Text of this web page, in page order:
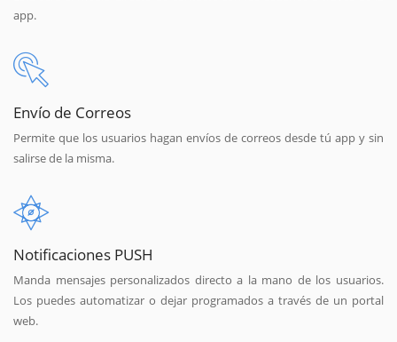
app.
Envío de Correos
Permite que los usuarios hagan envíos de correos desde tú app y sin
salirse de la misma.
Notificaciones PUSH
Manda mensajes personalizados directo a la mano de los usuarios.
Los puedes automatizar o dejar programados a través de un portal
web.